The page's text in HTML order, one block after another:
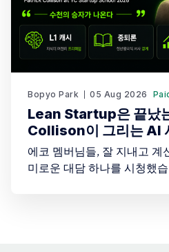
Bopyo Park 05 Aug 2026
Lean Startup은 끝
Collison이 그리는 AI
에코 멤버님들, 잘 지내고 계신가요? 이번 주 저는 흥
미로운 대담 하나를 시청했